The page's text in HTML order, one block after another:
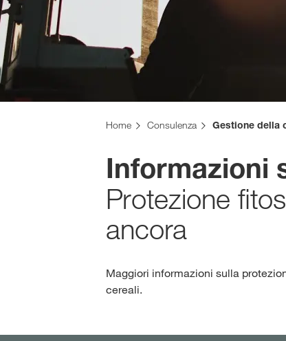
Home Consulenza Gestione della
Informazioni
Protezione
ancora
Maggiori informazioni sulla
cereali.